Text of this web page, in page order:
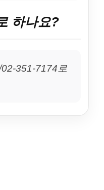
하나요?
351-7174로